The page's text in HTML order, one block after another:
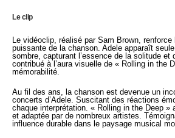
Le clip
Le vidéoclip, réalisé par Sam Brown, renforce
puissante de la chanson. Adele apparaît
sombre, capturant l’essence de la solitude et
contribué à l’aura visuelle de « Rolling in the
mémorabilité.
Au fil des ans, la chanson est devenue un
concerts d’Adele. Suscitant des réactions
chaque interprétation. « Rolling in the Deep »
et adaptée par de nombreux artistes.
influence durable dans le paysage musical